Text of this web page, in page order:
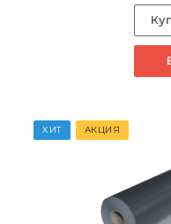
ХИТ АКЦИЯ